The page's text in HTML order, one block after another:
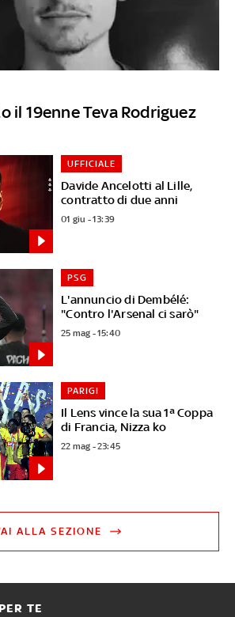
il 19enne Teva Rodriguez
Davide Ancelotti al Lille,
contratto di due anni
UFFICIALE
01 giu - 13:39
L'annuncio di Dembélé:
"Contro l'Arsenal ci sarò"
PSG
25 mag - 15:40
Il Lens vince la sua 1ª Coppa
di Francia, Nizza ko
PARIGI
22 mag - 23:45
ALLA SEZIONE
TE